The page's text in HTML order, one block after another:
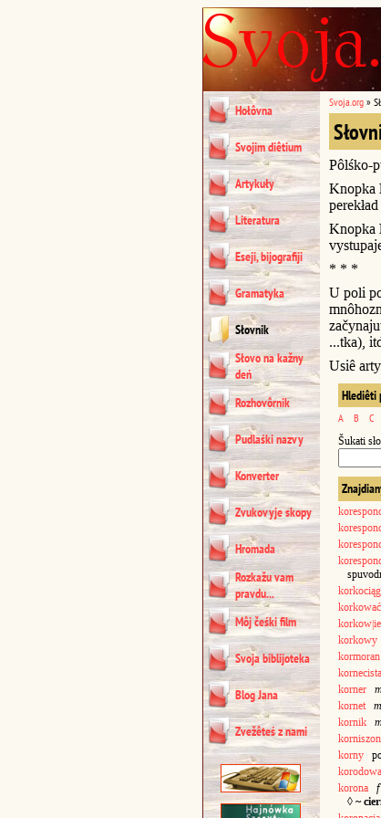
Hołôvna
Svojim diêtium
Artykuły
Literatura
Eseji, bijografiji
Gramatyka
Słovnik
Słovo na kažny
deń
Rozhovôrnik
Pudlaśki nazvy
Konverter
Zvukovyje skopy
Hromada
Rozkažu vam
pravdu...
Môj čeśki film
Svoja biblijoteka
Blog Jana
Zvežêteś z nami
Svoja.org »
Pôlśko-
Knopka
Knopka
* * *
U poli
...tka),
Usiê
Hlediêti
A B C
Šukati
korkociąg
korkować
korkowy
kormoran
kornecista
korner
kornet
m
kornik
korniszon
korny
korona
f
◊ ~